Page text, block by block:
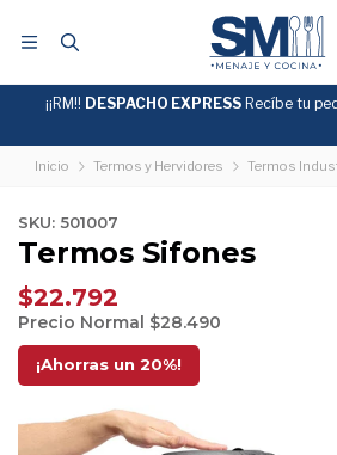
GRATIS
¡¡RM!! DESPACHO EXPRESS Recíbe tu
Inicio Termos y Hervidores Termos
SKU: 501007
Termos Sifones
$22.792
Precio Normal $28.490
¡Ahorras un 20%!